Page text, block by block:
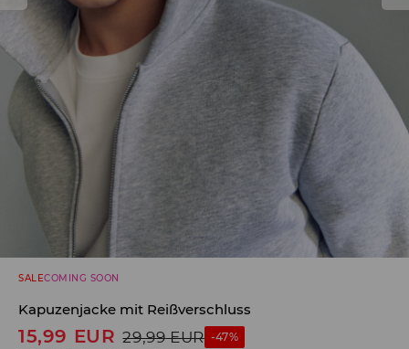
SALECOMING SOON
Kapuzenjacke mit Reißverschluss
15,99 EUR 29,99 EUR -47%